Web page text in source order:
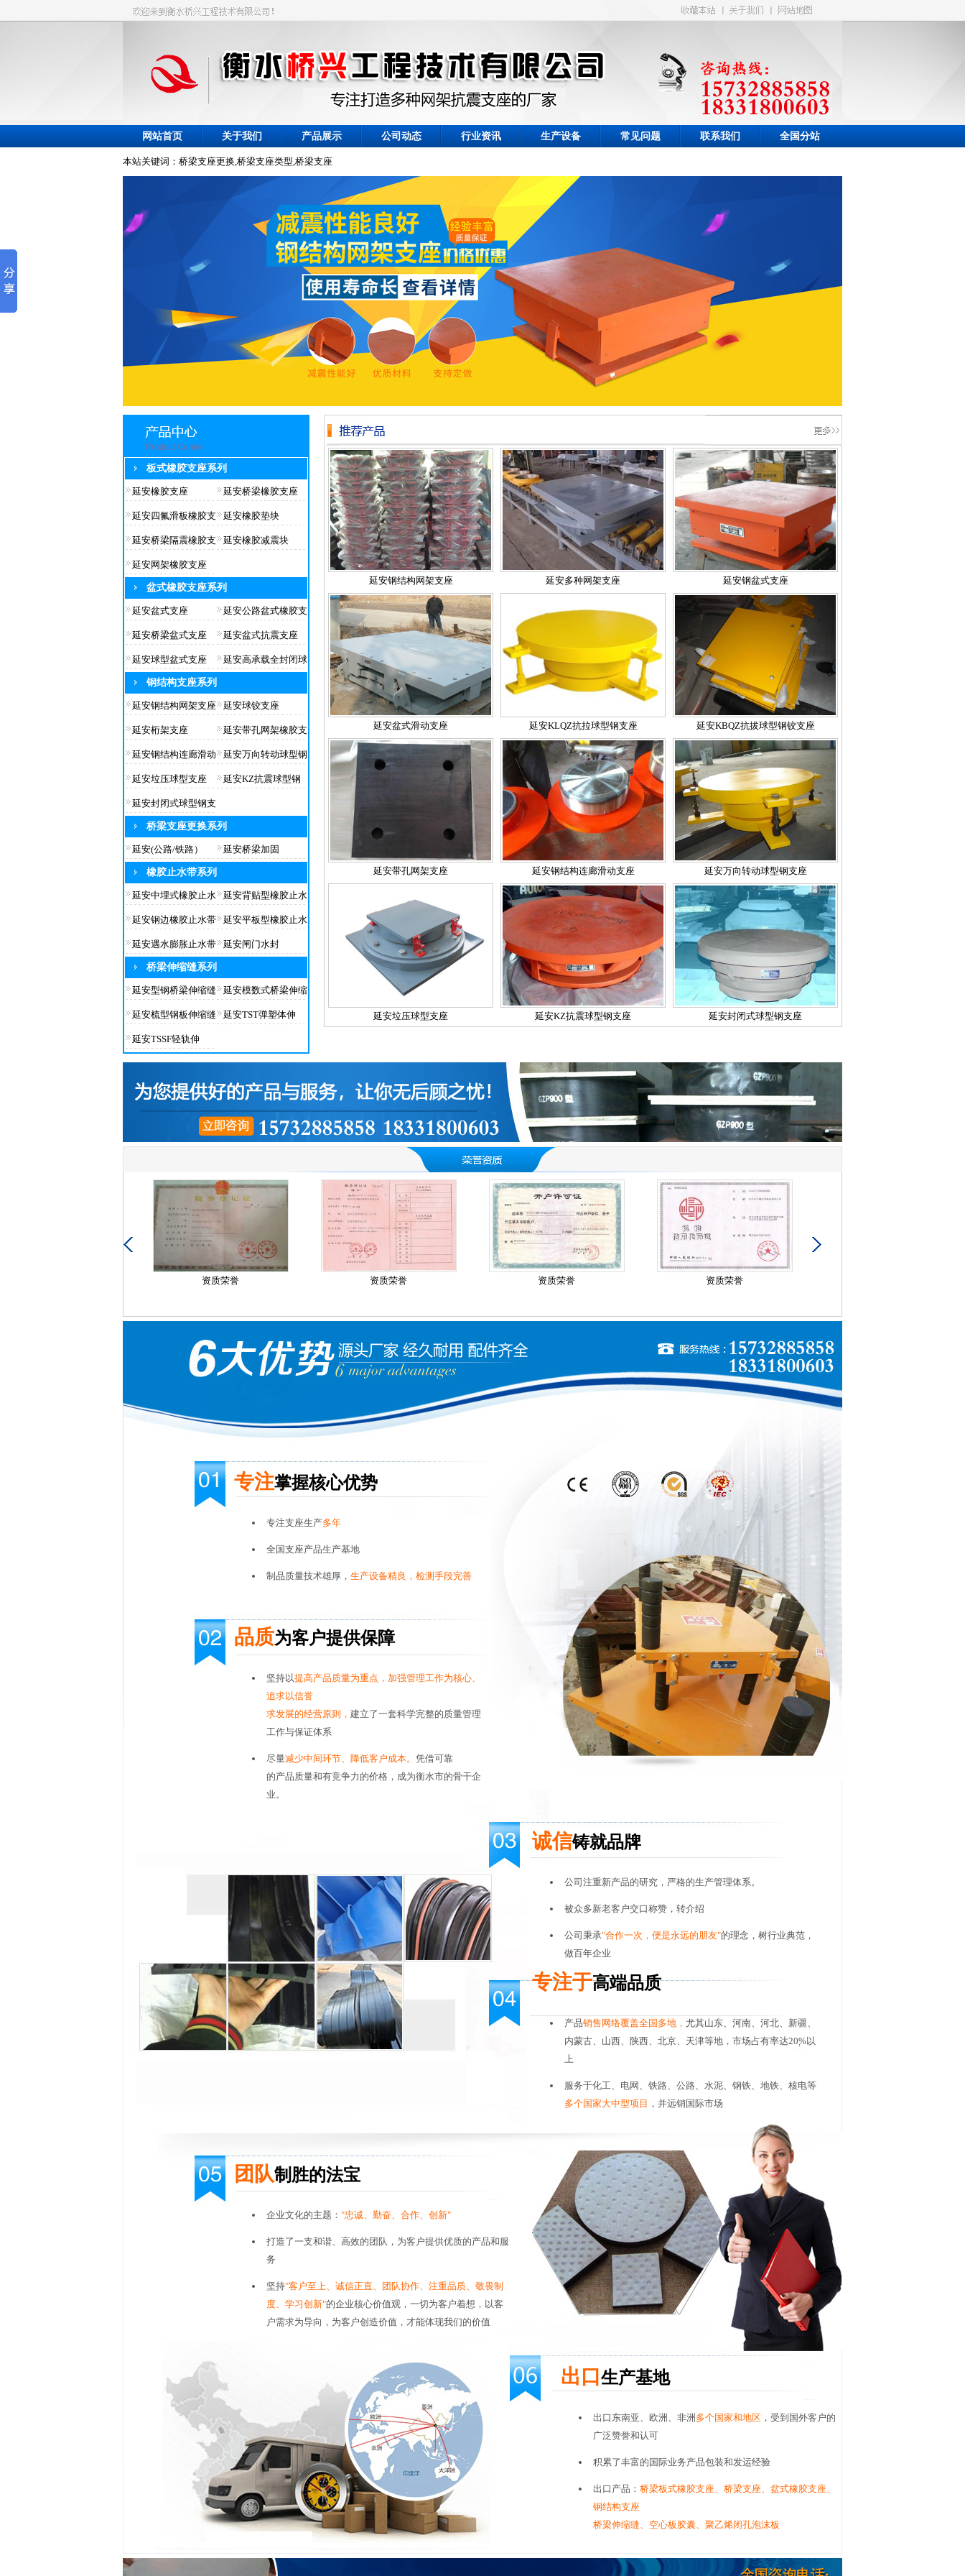
网站首页 关于我们 产品展示 公司动态 行业资讯 生产设备 常见问题 联系我们 全国分站
本站关键词：桥梁支座更换,桥梁支座类型,桥梁支座
板式橡胶支座系列
延安橡胶支座 延安桥梁橡胶支座
延安四氟滑板橡胶支 延安橡胶垫块
延安桥梁隔震橡胶支 延安橡胶减震块
延安网架橡胶支座
盆式橡胶支座系列
延安盆式支座 延安公路盆式橡胶支
延安桥梁盆式支座 延安盆式抗震支座
延安球型盆式支座 延安高承载全封闭球
钢结构支座系列
延安钢结构网架支座 延安球铰支座
延安桁架支座 延安带孔网架橡胶支
延安钢结构连廊滑动 延安万向转动球型钢
延安垃压球型支座 延安KZ抗震球型钢
延安封闭式球型钢支
桥梁支座更换系列
延安(公路/铁路） 延安桥梁加固
橡胶止水带系列
延安中埋式橡胶止水 延安背贴型橡胶止水
延安钢边橡胶止水带 延安平板型橡胶止水
延安遇水膨胀止水带 延安闸门水封
桥梁伸缩缝系列
延安型钢桥梁伸缩缝 延安模数式桥梁伸缩
延安梳型钢板伸缩缝 延安TST弹塑体伸
延安TSSF轻轨伸
延安钢结构网架支座 延安多种网架支座 延安钢盆式支座
延安盆式滑动支座 延安KLQZ抗拉球型钢支座 延安KBQZ抗拔球型钢铰支座
延安带孔网架支座 延安钢结构连廊滑动支座 延安万向转动球型钢支座
延安垃压球型支座 延安KZ抗震球型钢支座 延安封闭式球型钢支座
资质荣誉 资质荣誉 资质荣誉 资质荣誉
专注掌握核心优势
专注支座生产多年
全国支座产品生产基地
制品质量技术雄厚， 生产设备精良，检测手段完善
品质为客户提供保障
坚持以提高产品质量为重点，加强管理工作为核心、
追求以信誉
求发展的经营原则， 建立了一套科学完整的质量管理
工作与保证体系
尽量减少中间环节、降低客户成本。 凭借可靠
的产品质量和有竞争力的价格，成为衡水市的骨干企
业。
诚信铸就品牌
公司注重新产品的研究，严格的生产管理体系。
被众多新老客户交口称赞，转介绍
公司秉承"合作一次，便是永远的朋友"的理念，树行业典范，
做百年企业
专注于高端品质
产品销售网络覆盖全国多地， 尤其山东、河南、河北、新疆、
内蒙古、山西、陕西、北京、天津等地，市场占有率达20%以
上
服务于化工、电网、铁路、公路、水泥、钢铁、地铁、核电等
多个国家大中型项目 ，并远销国际市场
团队制胜的法宝
企业文化的主题： "忠诚、勤奋、合作、创新"
打造了一支和谐、高效的团队，为客户提供优质的产品和服
务
坚持"客户至上、诚信正直、团队协作、注重品质、敬畏制
度、学习创新"的企业核心价值观，一切为客户着想，以客
户需求为导向，为客户创造价值，才能体现我们的价值
出口生产基地
出口东南亚、欧洲、非洲 多个国家和地区 ，受到国外客户的
广泛赞誉和认可
积累了丰富的国际业务产品包装和发运经验
出口产品： 桥梁板式橡胶支座、桥梁支座、盆式橡胶支座、
钢结构支座
桥梁伸缩缝、空心板胶囊、聚乙烯闭孔泡沫板